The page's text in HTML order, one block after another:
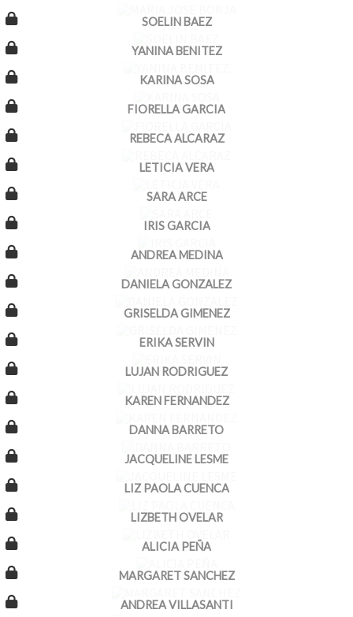
SOELIN BAEZ
YANINA BENITEZ
KARINA SOSA
FIORELLA GARCIA
REBECA ALCARAZ
LETICIA VERA
SARA ARCE
IRIS GARCIA
ANDREA MEDINA
DANIELA GONZALEZ
GRISELDA GIMENEZ
ERIKA SERVIN
LUJAN RODRIGUEZ
KAREN FERNANDEZ
DANNA BARRETO
JACQUELINE LESME
LIZ PAOLA CUENCA
LIZBETH OVELAR
ALICIA PEÑA
MARGARET SANCHEZ
ANDREA VILLASANTI